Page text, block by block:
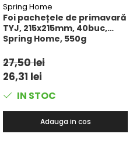
Spring Home
Foi pachețele de primavară
TYJ, 215x215mm, 40buc,
Spring Home, 550g
27,50 lei
26,31 lei
IN STOC
Adauga in cos